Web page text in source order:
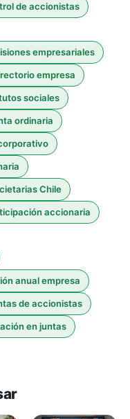
de accionistas
empresariales
empresa
sociales
ordinaria
Chile
accionaria
anual empresa
de accionistas
en juntas